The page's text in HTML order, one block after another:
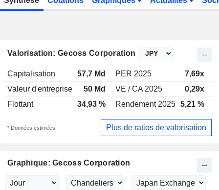
Valorisation: Gecoss Corporation
Capitalisation 57,7 Md PER 2025 7,69x
Valeur d'entreprise
50 Md VE / CA 2025 0,29x
Flottant
34,93 % Rendement 2025 5,21 %
* Données estimées Plus de ratios de valorisation
Graphique: Gecoss Corporation